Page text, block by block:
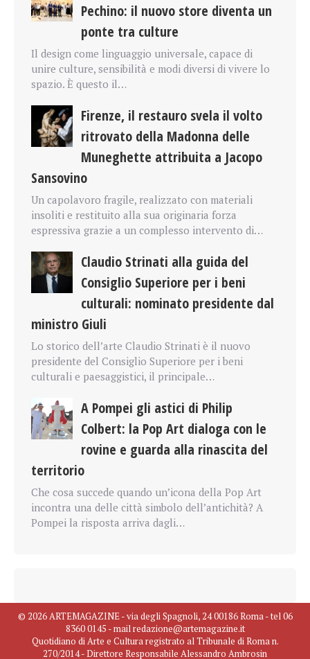
Pechino: il nuovo store diventa un
ponte tra culture
Il design come linguaggio universale, capace di
unire culture, sensibilità e modi diversi di vivere lo
spazio. È questo il…
Firenze, il restauro svela il volto
ritrovato della Madonna delle
Muneghette attribuita a Jacopo
Sansovino
Un capolavoro fragile, realizzato con materiali
insoliti e restituito alla sua originaria forza
espressiva grazie a un complesso intervento di…
Claudio Strinati alla guida del
Consiglio Superiore per i beni
culturali: nominato presidente dal
ministro Giuli
Lo storico dell’arte Claudio Strinati è il nuovo
presidente del Consiglio Superiore per i beni
culturali e paesaggistici, il principale…
A Pompei gli astici di Philip
Colbert: la Pop Art dialoga con le
rovine e guarda alla rinascita del
territorio
Che cosa succede quando un’icona della Pop Art
incontra una delle città simbolo dell’antichità? A
Pompei la risposta arriva dagli…
© 2026 ARTEMAGAZINE - via degli Spagnoli, 24 00186 Roma - tel 06
8360 0145 - mail redazione@artemagazine.it
Quotidiano di Arte e Cultura registrato al Tribunale di Roma n.
270/2014 - Direttore Responsabile Alessandro Ambrosin